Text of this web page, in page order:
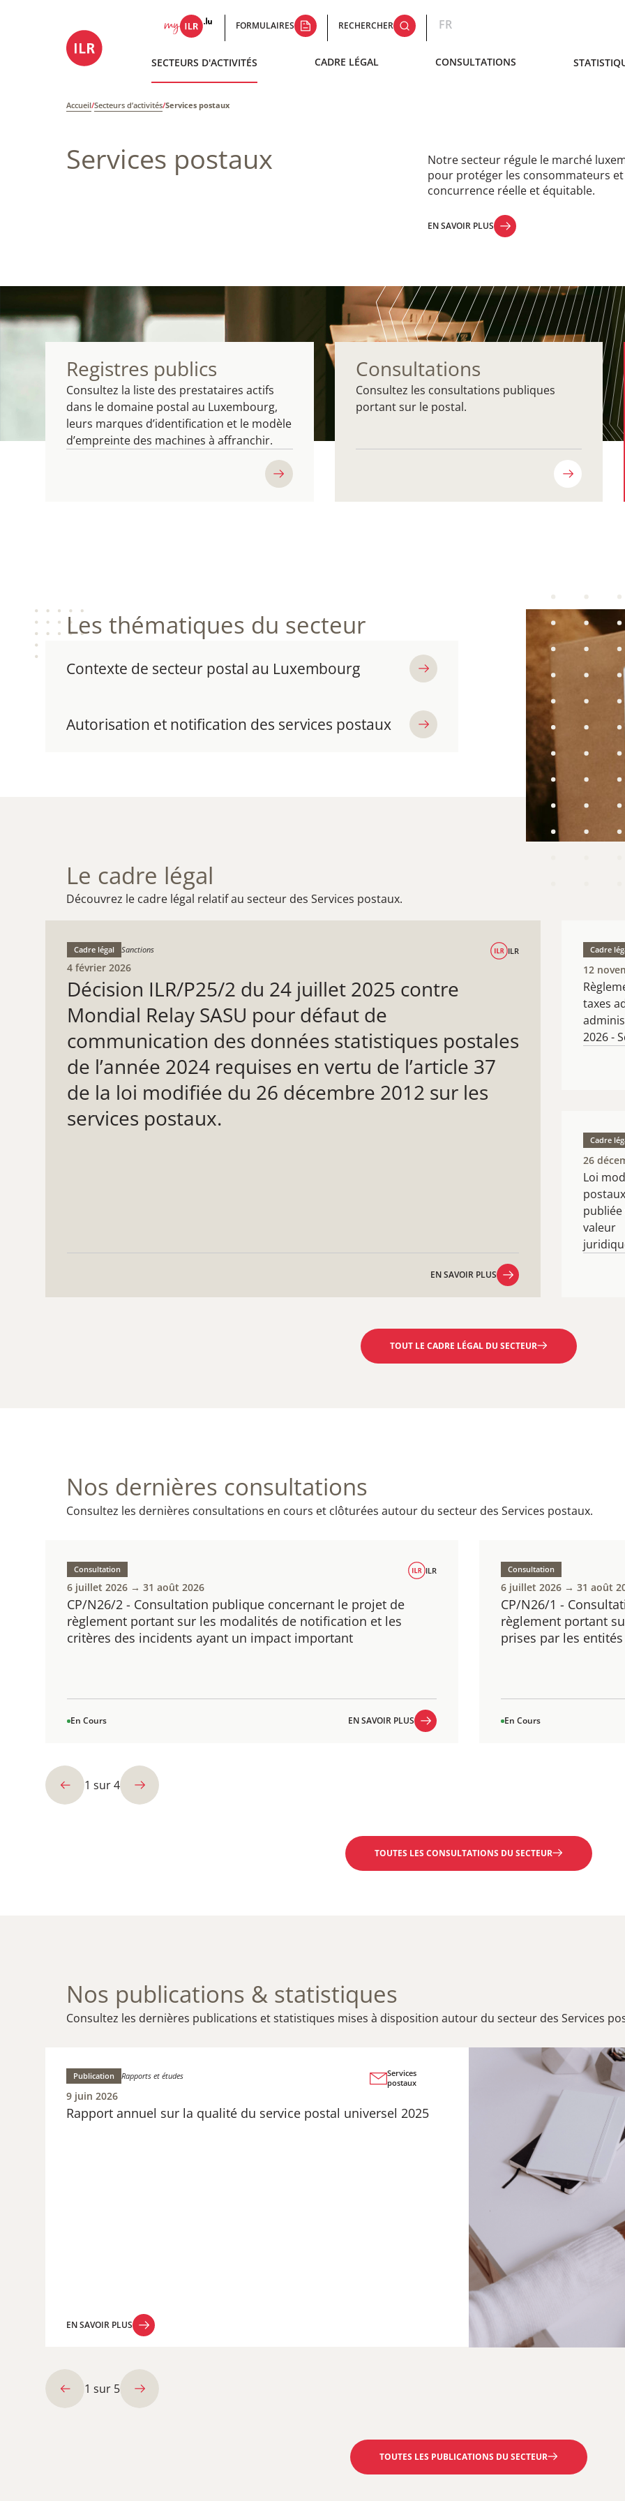
FORMULAIRES RECHERCHER FR
SECTEURS D'ACTIVITÉS CADRE LÉGAL CONSULTATIONS
Accueil/Secteurs d’activités/Services postaux
Services postaux
Notre secteur régule le marché
pour protéger les consommateurs et
concurrence réelle et équitable.
EN SAVOIR PLUS
Registres publics
Consultez la liste des prestataires actifs
dans le domaine postal au Luxembourg,
leurs marques d’identification et le modèle
d’empreinte des machines à affranchir.
Consultations
Consultez les consultations publiques
portant sur le postal.
Les thématiques du secteur
Contexte de secteur postal au Luxembourg
Autorisation et notification des services postaux
Le cadre légal
Découvrez le cadre légal relatif au secteur des Services postaux.
Décision ILR/P25/2 du 24 juillet 2025 contre
Mondial Relay SASU pour défaut de
communication des données statistiques postales
de l’année 2024 requises en vertu de l’article 37
de la loi modifiée du 26 décembre 2012 sur les
services postaux.
Cadre légal Sanctions ILR
4 février 2026
EN SAVOIR PLUS
EN SAVOIR PLUS
taxes
2026 -
Cadre
12
​Loi
publiée
valeur
Cadre
26
TOUT LE CADRE LÉGAL DU SECTEUR
Nos dernières consultations
Consultez les dernières consultations en cours et clôturées autour du secteur des Services postaux.
CP/N26/2 - Consultation publique concernant le projet de
règlement portant sur les modalités de notification et les
critères des incidents ayant un impact important
Consultation ILR
6 juillet 2026 → 31 août 2026
En Cours
EN SAVOIR PLUS
CP/N26/1 -
règlement portant
prises par les
Consultation
6 juillet 2026 → 31 août
En Cours
1 sur4
TOUTES LES CONSULTATIONS DU SECTEUR
Nos publications & statistiques
Consultez les dernières publications et statistiques mises à disposition autour du secteur des Services
Rapport annuel sur la qualité du service postal universel 2025
Publication Rapports et études
Services
postaux
9 juin 2026
EN SAVOIR PLUS
Infographie –
Publication Infographies
18 novembre 2025
EN SAVOIR PLUS
1 sur 5
TOUTES LES PUBLICATIONS DU SECTEUR